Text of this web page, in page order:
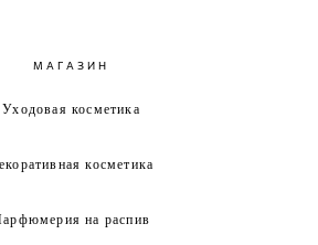
МАГАЗИН
Уходовая косметика
косметика
на распив